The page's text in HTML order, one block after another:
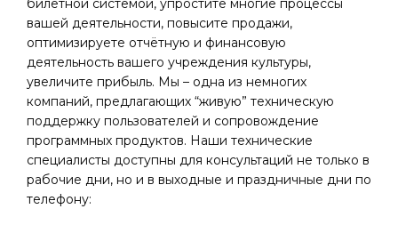
билетной системой, упростите многие процессы
вашей деятельности, повысите продажи,
оптимизируете отчётную и финансовую
деятельность вашего учреждения культуры,
увеличите прибыль. Мы – одна из немногих
компаний, предлагающих “живую” техническую
поддержку пользователей и сопровождение
программных продуктов. Наши технические
специалисты доступны для консультаций не только в
рабочие дни, но и в выходные и праздничные дни по
телефону: